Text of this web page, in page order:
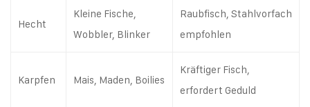
Hecht
Kleine Fische,
Wobbler, Blinker
Raubfisch, Stahlvorfach
empfohlen
Karpfen Mais, Maden, Boilies
Kräftiger Fisch,
erfordert Geduld